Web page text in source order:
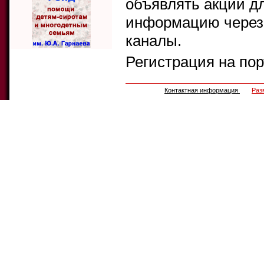
объявлять акции
информацию
каналы.
Регистрация на
Контактная информация